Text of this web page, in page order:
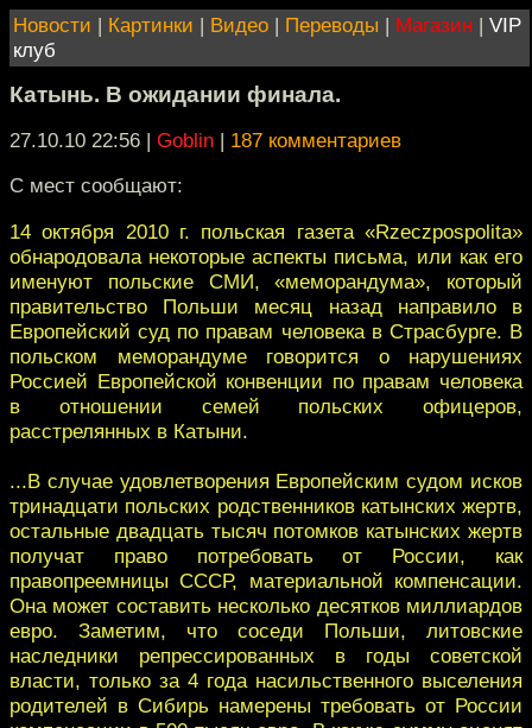
Новости | Картинки | Видео | Переводы | Магазин | VIP
клуб
Катынь. В ожидании финала.
27.10.10 22:56 | Goblin | 187 комментариев
С мест сообщают:
14 октября 2010 г. польская газета «Rzeczpospolita»
обнародовала некоторые аспекты письма, или как его
именуют польские СМИ, «меморандума», который
правительство Польши месяц назад направило в
Европейский суд по правам человека в Страсбурге. В
польском меморандуме говорится о нарушениях
Россией Европейской конвенции по правам человека
в отношении семей польских офицеров,
расстрелянных в Катыни.
...В случае удовлетворения Европейским судом исков
тринадцати польских родственников катынских жертв,
остальные двадцать тысяч потомков катынских жертв
получат право потребовать от России, как
правопреемницы СССР, материальной компенсации.
Она может составить несколько десятков миллиардов
евро. Заметим, что соседи Польши, литовские
наследники репрессированных в годы советской
власти, только за 4 года насильственного выселения
родителей в Сибирь намерены требовать от России